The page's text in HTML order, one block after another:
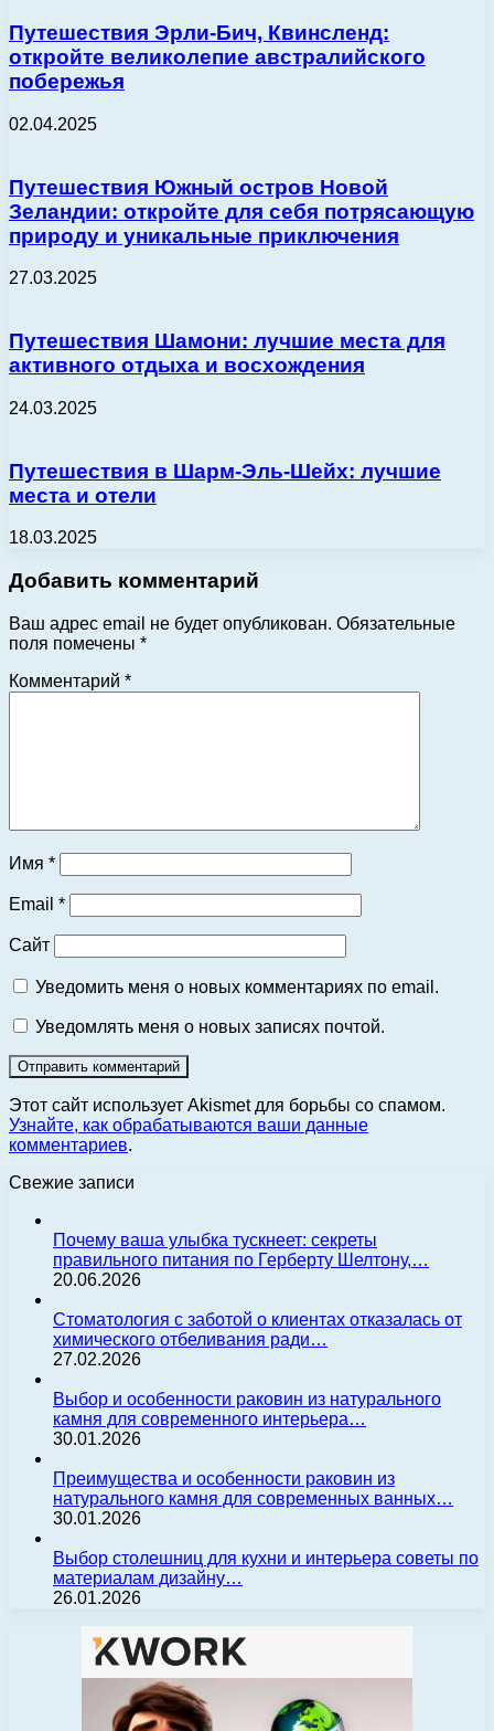
Путешествия Эрли-Бич, Квинсленд:
откройте великолепие австралийского
побережья
02.04.2025
Путешествия Южный остров Новой
Зеландии: откройте для себя потрясающую
природу и уникальные приключения
27.03.2025
Путешествия Шамони: лучшие места для
активного отдыха и восхождения
24.03.2025
Путешествия в Шарм-Эль-Шейх: лучшие
места и отели
18.03.2025
Добавить комментарий
Ваш адрес email не будет опубликован. Обязательные
поля помечены *
Комментарий *
Имя *
Email *
Сайт
Уведомить меня о новых комментариях по email.
Уведомлять меня о новых записях почтой.
Этот сайт использует Akismet для борьбы со спамом.
Узнайте, как обрабатываются ваши данные
комментариев.
Свежие записи
Почему ваша улыбка тускнеет: секреты
правильного питания по Герберту Шелтону,…
20.06.2026
Стоматология с заботой о клиентах отказалась от
химического отбеливания ради…
27.02.2026
Выбор и особенности раковин из натурального
камня для современного интерьера…
30.01.2026
Преимущества и особенности раковин из
натурального камня для современных ванных…
30.01.2026
Выбор столешниц для кухни и интерьера советы по
материалам дизайну…
26.01.2026